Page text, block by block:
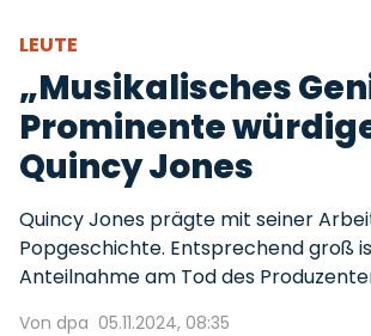
LEUTE
„Musikalisches
Prominente
Quincy Jones
Quincy Jones prägte mit seiner
Popgeschichte. Entsprechend groß
Anteilnahme am Tod des
Von dpa 05.11.2024, 08:35